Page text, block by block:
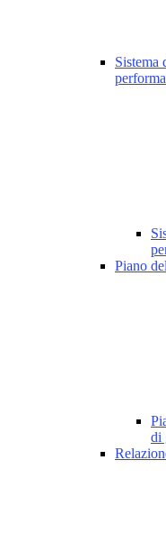
Sistema
Piano
di